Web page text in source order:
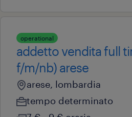
operational
addetto vendita full
f/m/nb) arese
arese, lombardia
tempo determinato